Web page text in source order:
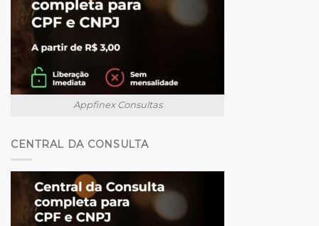
Appfinex Consultas
CENTRAL DA CONSULTA